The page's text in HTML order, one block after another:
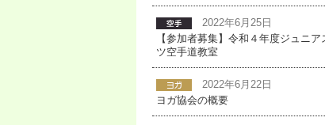
2022年6月25日
【参加者募集】令和４年度ジュニア
ツ空手道教室
2022年6月22日
ヨガ協会の概要